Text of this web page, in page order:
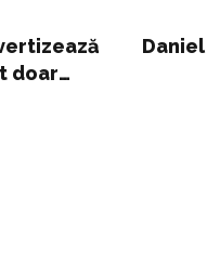
doar